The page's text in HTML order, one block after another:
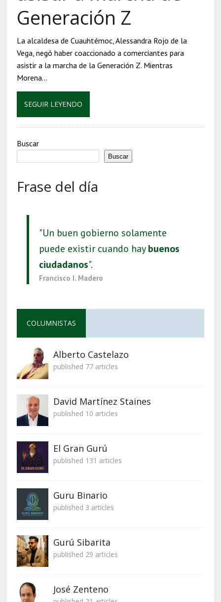
Generación Z
La alcaldesa de Cuauhtémoc, Alessandra Rojo de la
Vega, negó haber coaccionado a comerciantes para
asistir a la marcha de la Generación Z. Mientras
Morena…
SEGUIR LEYENDO
Buscar
Buscar
Frase del día
"Un buen gobierno solamente
puede existir cuando haybuenos
ciudadanos".
Francisco I. Madero
COLUMNISTAS
Alberto Castelazo
published 77 articles
David Martínez Staines
published 10 articles
El Gran Gurú
published 131 articles
Guru Binario
published 3 articles
Gurú Sibarita
published 29 articles
José Zenteno